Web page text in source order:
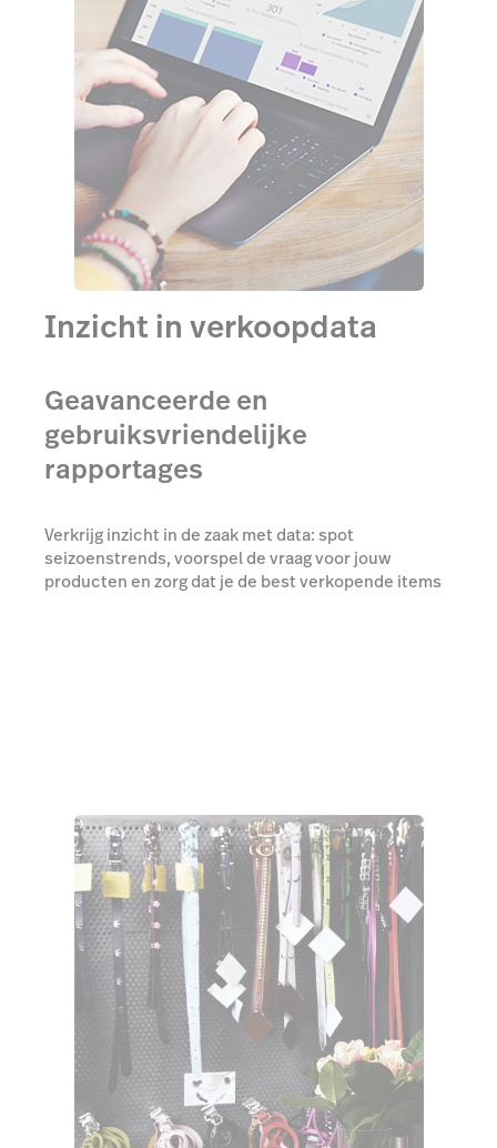
Inzicht in verkoopdata
Geavanceerde en
gebruiksvriendelijke
rapportages
Verkrijg inzicht in de zaak met data: spot
seizoenstrends, voorspel de vraag voor jouw
producten en zorg dat je de best verkopende items